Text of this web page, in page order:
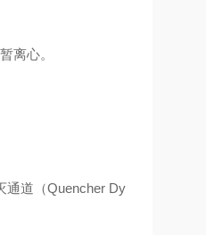
离心。
通道（Quencher Dy